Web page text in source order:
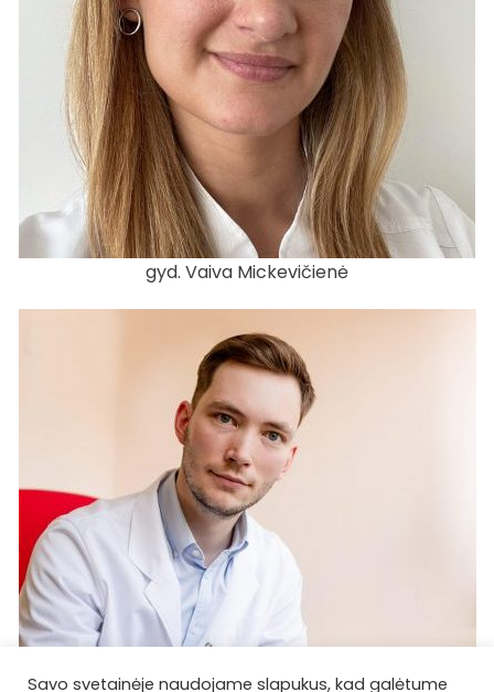
gyd. Vaiva Mickevičienė
Savo svetainėje naudojame slapukus, kad galėtume